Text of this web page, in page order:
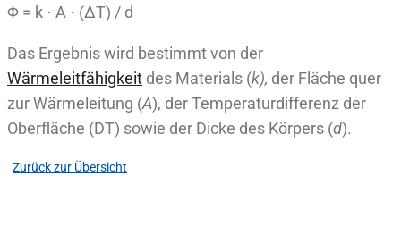
Φ = k ⋅ A ⋅ (ΔT) / d
Das Ergebnis wird bestimmt von der
Wärmeleitfähigkeit des Materials (k), der Fläche quer
zur Wärmeleitung (A), der Temperaturdifferenz der
Oberfläche (DT) sowie der Dicke des Körpers (d).
Zurück zur Übersicht